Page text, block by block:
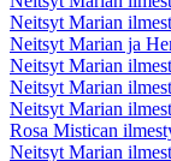
Neitsyt Marian
Neitsyt Marian ja
Neitsyt Marian
Neitsyt Marian
Neitsyt Marian
Rosa Mistican
Neitsyt Marian